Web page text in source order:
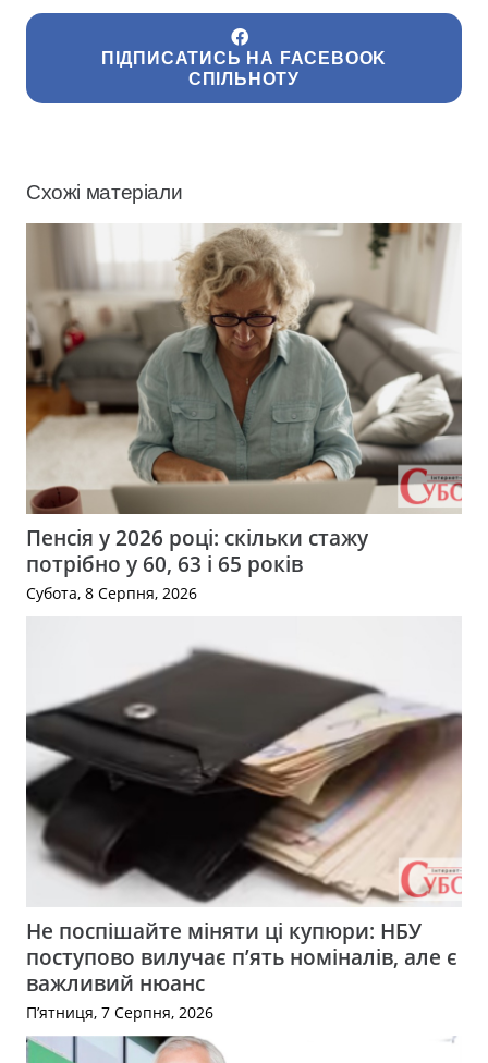
ПІДПИСАТИСЬ НА FACEBOOK
СПІЛЬНОТУ
Схожі матеріали
Пенсія у 2026 році: скільки стажу
потрібно у 60, 63 і 65 років
Субота, 8 Серпня, 2026
Не поспішайте міняти ці купюри: НБУ
поступово вилучає п’ять номіналів, але є
важливий нюанс
П’ятниця, 7 Серпня, 2026